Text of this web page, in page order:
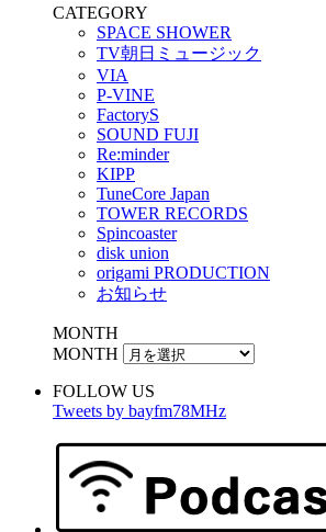
CATEGORY
SPACE SHOWER
TV朝日ミュージック
VIA
P-VINE
FactoryS
SOUND FUJI
Re:minder
KIPP
TuneCore Japan
TOWER RECORDS
Spincoaster
disk union
origami PRODUCTION
お知らせ
MONTH
MONTH
FOLLOW US
Tweets by bayfm78MHz